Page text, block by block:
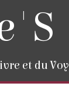
et du